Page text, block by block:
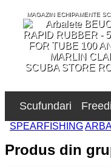
MAGAZIN ECHIPAMENTE
SCUBA STORE
Scufundari
SPEARFISHING
Produs din